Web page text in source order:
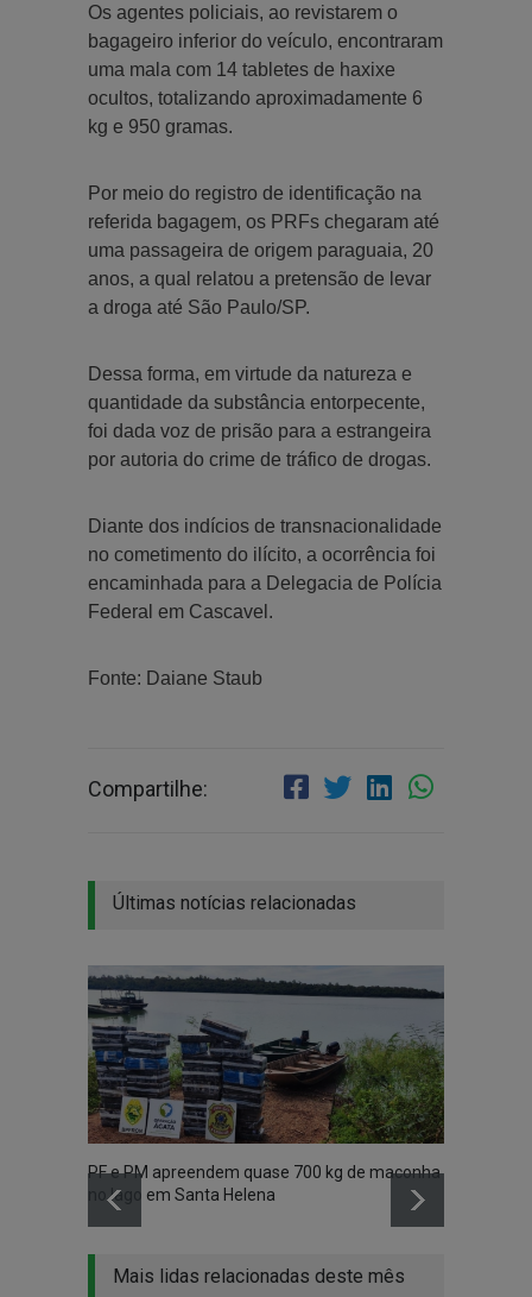
Os agentes policiais, ao revistarem o
bagageiro inferior do veículo, encontraram
uma mala com 14 tabletes de haxixe
ocultos, totalizando aproximadamente 6
kg e 950 gramas.
Por meio do registro de identificação na
referida bagagem, os PRFs chegaram até
uma passageira de origem paraguaia, 20
anos, a qual relatou a pretensão de levar
a droga até São Paulo/SP.
Dessa forma, em virtude da natureza e
quantidade da substância entorpecente,
foi dada voz de prisão para a estrangeira
por autoria do crime de tráfico de drogas.
Diante dos indícios de transnacionalidade
no cometimento do ilícito, a ocorrência foi
encaminhada para a Delegacia de Polícia
Federal em Cascavel.
Fonte: Daiane Staub
Compartilhe:
Últimas notícias relacionadas
PF e PM apreendem quase 700 kg de maconha
no lago em Santa Helena
Mais lidas relacionadas deste mês